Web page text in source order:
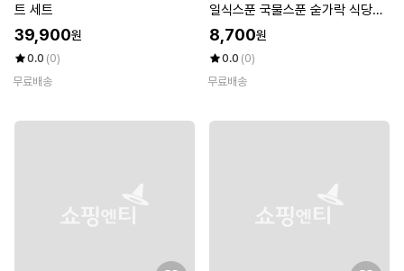
트 세트
39,900원
0.0 (0)
무료배송
일식스푼 국물스푼 숟가락 식당용
(W234BEB)
8,700원
0.0 (0)
무료배송